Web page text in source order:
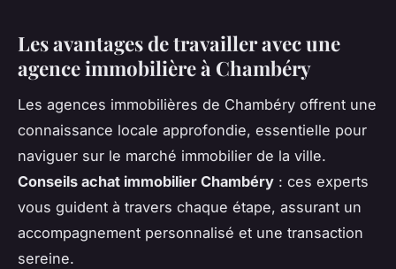
Les avantages de travailler avec une
agence immobilière à Chambéry
Les agences immobilières de Chambéry offrent une
connaissance locale approfondie, essentielle pour
naviguer sur le marché immobilier de la ville.
Conseils achat immobilier Chambéry : ces experts
vous guident à travers chaque étape, assurant un
accompagnement personnalisé et une transaction
sereine.